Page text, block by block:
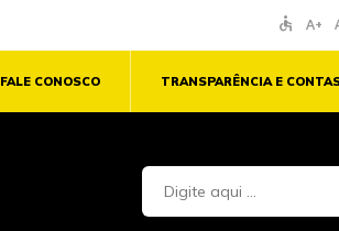
accessible text_increase
FALE CONOSCO TRANSPARÊNCIA E